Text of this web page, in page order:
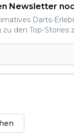
Newsletter
Darts-
den Top-Stories